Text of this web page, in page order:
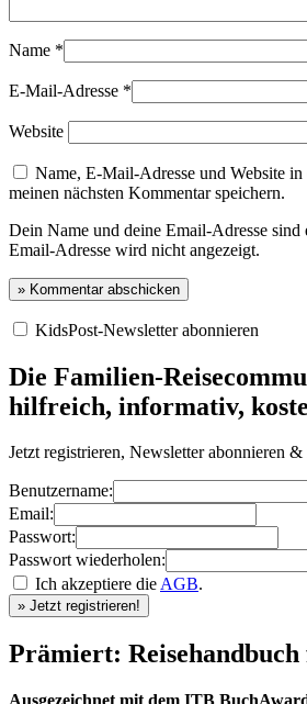
Name *
E-Mail-Adresse *
Website
Name, E-Mail-Adresse und Website
meinen nächsten Kommentar speichern.
Dein Name und deine Email-Adresse
Email-Adresse wird nicht angezeigt.
KidsPost-Newsletter abonnieren
Die Familien-
hilfreich, informativ,
Jetzt registrieren, Newsletter abonnieren
Benutzername:
Email:
Passwort:
Passwort wiederholen:
Ich akzeptiere dieAGB.
Prämiert: